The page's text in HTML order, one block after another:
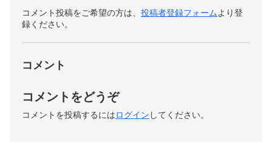
コメント投稿をご希望の方は、 投稿者登録フォーム より登
録ください。
コメント
コメントをどうぞ
コメントを投稿するにはログイン してください。